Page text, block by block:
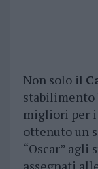
Non solo il
stabilimento
migliori per i
ottenuto un
“Oscar”